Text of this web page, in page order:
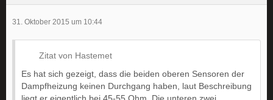
31. Oktober 2015 um 10:44
Zitat von Hastemet
Es hat sich gezeigt, dass die beiden oberen Sensoren der
Dampfheizung keinen Durchgang haben, laut Beschreibung